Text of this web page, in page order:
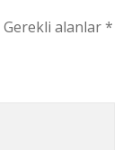
Gerekli alanlar*